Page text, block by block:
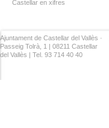
Castellar en xifres
Ajuntament de Castellar del Vallès ·
Passeig Tolrà, 1 | 08211 Castellar
del Vallès | Tel. 93 714 40 40